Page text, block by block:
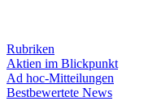
Rubriken
Aktien im Blickpunkt
Ad hoc-Mitteilungen
Bestbewertete News